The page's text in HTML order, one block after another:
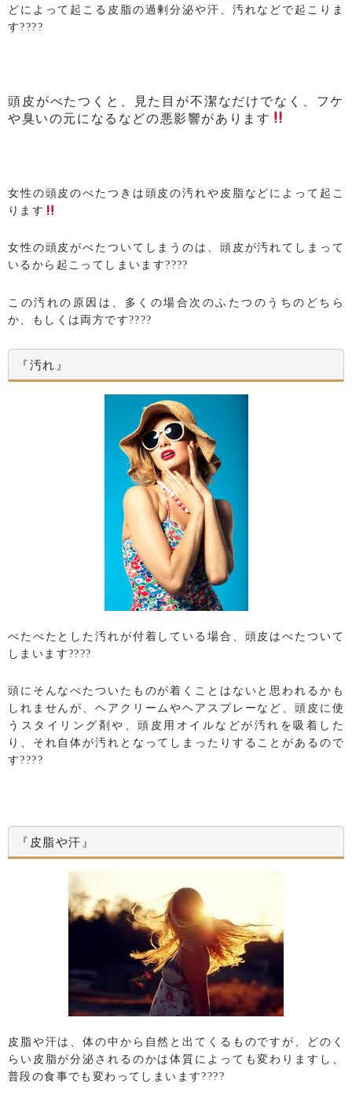
どによって起こる皮脂の過剰分泌や汗、汚れなどで起こりま
す????
頭皮がべたつくと、見た目が不潔なだけでなく、フケ
や臭いの元になるなどの悪影響があります
女性の頭皮のべたつきは頭皮の汚れや皮脂などによって起こ
ります
女性の頭皮がべたついてしまうのは、頭皮が汚れてしまって
いるから起こってしまいます????
この汚れの原因は、多くの場合次のふたつのうちのどちら
か、もしくは両方です????
『汚れ』
べたべたとした汚れが付着している場合、頭皮はべたついて
しまいます????
頭にそんなべたついたものが着くことはないと思われるかも
しれませんが、ヘアクリームやヘアスプレーなど、頭皮に使
うスタイリング剤や、頭皮用オイルなどが汚れを吸着した
り、それ自体が汚れとなってしまったりすることがあるので
す????
『皮脂や汗』
皮脂や汗は、体の中から自然と出てくるものですが、どのく
らい皮脂が分泌されるのかは体質によっても変わりますし、
普段の食事でも変わってしまいます????